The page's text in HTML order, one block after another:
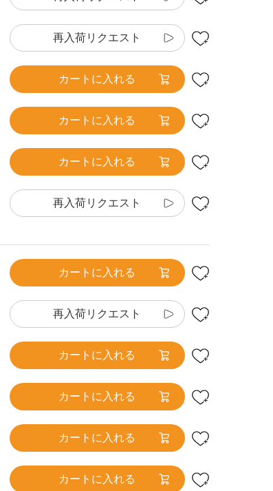
再入荷リクエスト
カートに入れる
カートに入れる
カートに入れる
再入荷リクエスト
カートに入れる
再入荷リクエスト
カートに入れる
カートに入れる
カートに入れる
カートに入れる